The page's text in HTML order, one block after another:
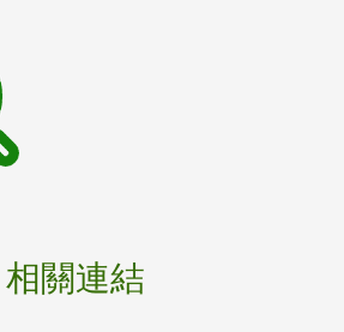
相關連結